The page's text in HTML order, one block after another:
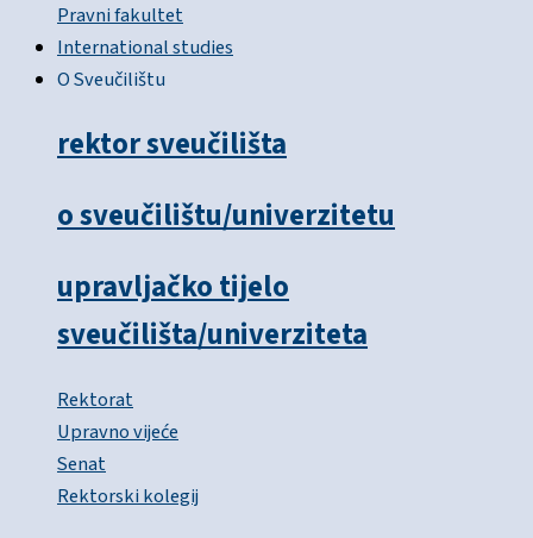
Pravni fakultet
International studies
O Sveučilištu
rektor sveučilišta
o sveučilištu/univerzitetu
upravljačko tijelo
sveučilišta/univerziteta
Rektorat
Upravno vijeće
Senat
Rektorski kolegij